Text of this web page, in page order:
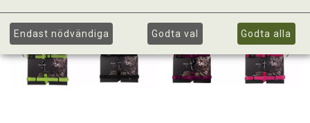
Endast nödvändiga Godta val Godta alla